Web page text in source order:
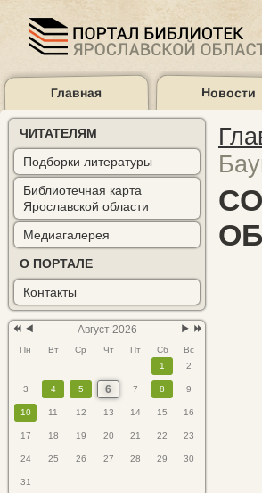
Главная Новости
Карта библиотек
Электронный
(2)
ЧИТАТЕЛЯМ
Подборки литературы
Библиотечная карта
Ярославской области
Медиагалерея
О ПОРТАЛЕ
Контакты
Предыдущий
Предыдущий
месяц
Следующий
Следующий
Август 2026
Пн Вт Ср Чт Пт Сб
Вс
1
2
3 4 5 6 7 8 9
10 11 12 13 14 15 16
17 18 19 20 21 22 23
24 25 26 27 28 29 30
31